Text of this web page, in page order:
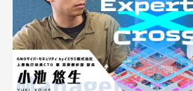
宮崎オフィス 強化学習
技育プロジェクト 技術広報
拡張知能 新卒 新卒研修